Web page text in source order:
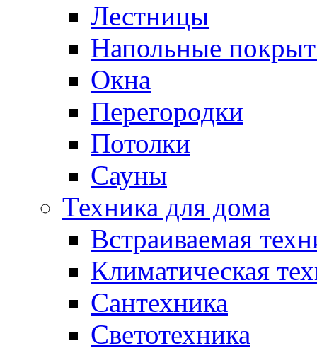
Лестницы
Напольные
Окна
Перегородки
Потолки
Сауны
Техника для дома
Встраиваемая
Климатическая
Сантехника
Светотехника